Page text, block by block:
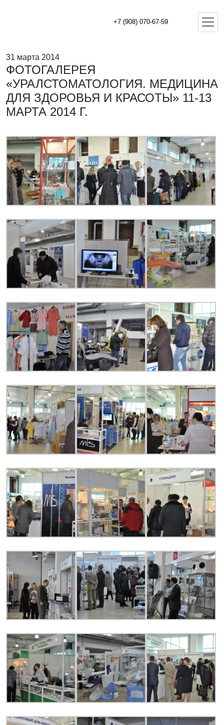
+7 (908) 070-67-59
31 марта 2014
ФОТОГАЛЕРЕЯ
«УРАЛСТОМАТОЛОГИЯ. МЕДИЦИНА
ДЛЯ ЗДОРОВЬЯ И КРАСОТЫ» 11-13
МАРТА 2014 Г.